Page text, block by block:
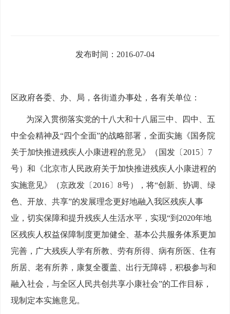
发布时间：2016-07-04
区政府各委、办、局，各街道办事处，各有关单位：
为深入贯彻落实党的十八大和十八届三中、四中、五
中全会精神及“四个全面”的战略部署，全面实施《国务院
关于加快推进残疾人小康进程的意见》（国发〔2015〕7
号）和《北京市人民政府关于加快推进残疾人小康进程的
实施意见》（京政发〔2016〕8号），将“创新、协调、绿
色、开放、共享”的发展理念更好地融入我区残疾人事
业，切实保障和提升残疾人生活水平，实现“到2020年地
区残疾人权益保障制度更加健全、基本公共服务体系更加
完善，广大残疾人学有所教、劳有所得、病有所医、住有
所居、老有所养，康复全覆盖、出行无障碍，积极参与和
融入社会，与全区人民共创共享小康社会”的工作目标，
现制定本实施意见。